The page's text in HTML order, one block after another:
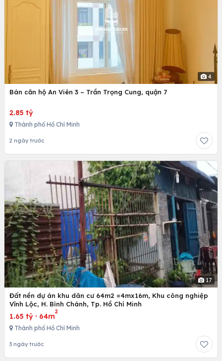
4
Bán căn hộ An Viên 3 – Trần Trọng Cung, quận 7
2.85 tỷ
Thành phố Hồ Chí Minh
2 ngày trước
17
Đất nền dự án khu dân cư 64m2 =4mx16m, Khu công nghiệp
Vĩnh Lộc, H. Bình Chánh, Tp. Hồ Chí Minh
1.65 tỷ · 64m
2
Thành phố Hồ Chí Minh
3 ngày trước